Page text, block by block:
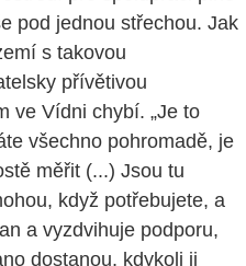
pod jednou střechou. Jak
s takovou
přívětivou
ve Vídni chybí. „Je to
všechno pohromadě, je
měřit (...) Jsou tu
když potřebujete, a
a vyzdvihuje podporu,
dostanou, kdykoli ji